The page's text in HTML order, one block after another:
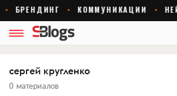
сергей кругленко
0 материалов